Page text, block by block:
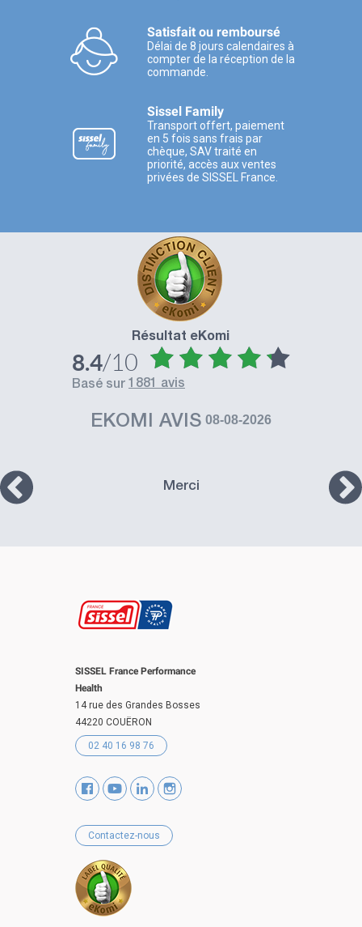
Satisfait ou remboursé
Délai de 8 jours calendaires à
compter de la réception de la
commande.
Sissel Family
Transport offert, paiement
en 5 fois sans frais par
chèque, SAV traité en
priorité, accès aux ventes
privées de SISSEL France.
Résultat eKomi
8.4/10
basé sur 1881 avis
EKOMI AVIS 08-08-2026
Merci
SISSEL France Performance
Health
14 rue des Grandes Bosses
44220 COUËRON
02 40 16 98 76
Contactez-nous